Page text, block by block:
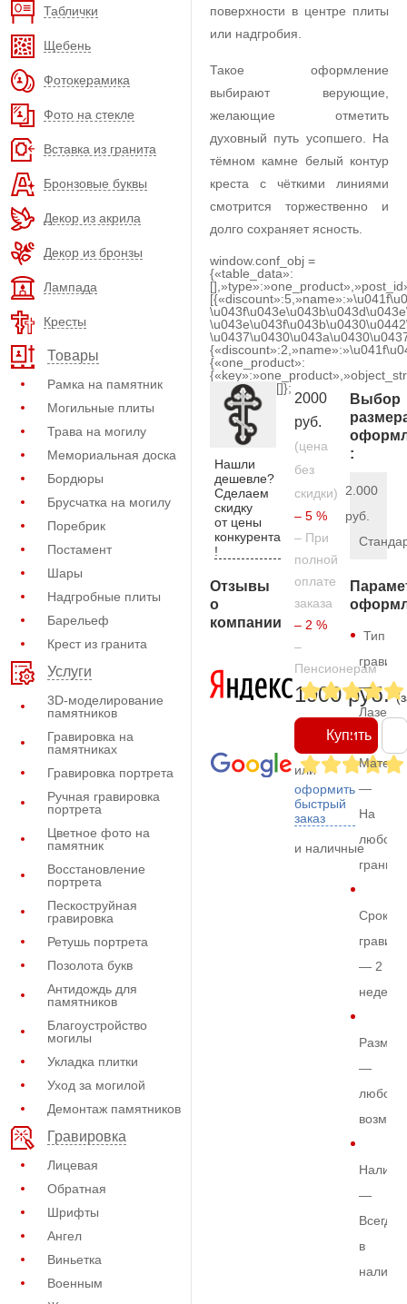
Таблички
Щебень
Фотокерамика
Фото на стекле
Вставка из гранита
Бронзовые буквы
Декор из акрила
Декор из бронзы
Лампада
Кресты
Товары
Рамка на памятник
Могильные плиты
Трава на могилу
Мемориальная доска
Бордюры
Брусчатка на могилу
Поребрик
Постамент
Шары
Надгробные плиты
Барельеф
Крест из гранита
Услуги
3D-моделирование
памятников
Гравировка на
памятниках
Гравировка портрета
Ручная гравировка
портрета
Цветное фото на
памятник
Восстановление
портрета
Пескоструйная
гравировка
Ретушь портрета
Позолота букв
Антидождь для
памятников
Благоустройство
могилы
Укладка плитки
Уход за могилой
Демонтаж памятников
Гравировка
Лицевая
Обратная
Шрифты
Ангел
Виньетка
Военным
поверхности в центре плиты
или надгробия.
Такое оформление
выбирают верующие,
желающие отметить
духовный путь усопшего. На
тёмном камне белый контур
креста с чёткими линиями
смотрится торжественно и
долго сохраняет ясность.
window.conf_obj =
{«table_data»:
{«one_product»:
[]};
Нашли
дешевле?
Сделаем
скидку
от цены
конкурента
!
Отзывы
о
компании
2000
руб.
(цена
без
скидки)
– 5 %
– При
полной
оплате
заказа
– 2 %
–
Пенсионерам
1900 руб.
Купить
или
оформить
быстрый
заказ
и наличные
Выбор
:
2.000
руб.
Тип
—
—
На
любом
граните
Срок
— 2
недели
Размер
—
любой
—
Всегда
в